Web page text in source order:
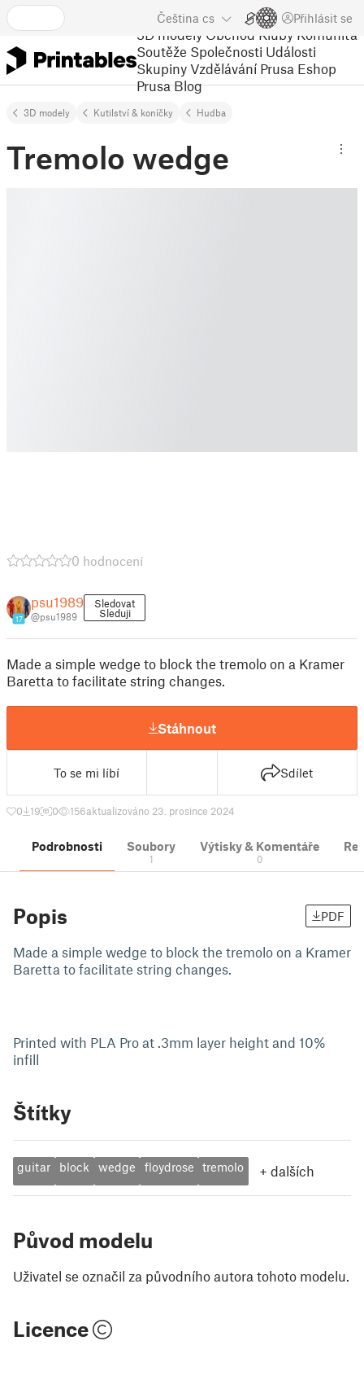
Čeština cs Přihlásit se
3D modely Obchod Kluby Komunita
Soutěže Společnosti Události
Skupiny Vzdělávání Prusa Eshop
Prusa Blog
3D modely Kutilství & koníčky Hudba
Tremolo wedge
0 hodnocení
17
psu1989
@psu1989
Sledovat
Sleduji
Made a simple wedge to block the tremolo on a Kramer
Baretta to facilitate string changes.
Stáhnout
To se mi líbí Sdílet
0 19 0 156aktualizováno 23. prosince 2024
Podrobnosti Soubory
1
Výtisky & Komentáře
0
Popis PDF
Made a simple wedge to block the tremolo on a Kramer
Baretta to facilitate string changes.
Printed with PLA Pro at .3mm layer height and 10%
infill
Štítky
guitar block wedge floydrose tremolo + dalších
Původ modelu
Uživatel se označil za původního autora tohoto modelu.
Licence